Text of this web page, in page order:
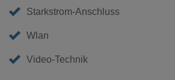
Starkstrom-Anschluss
Wlan
Video-Technik